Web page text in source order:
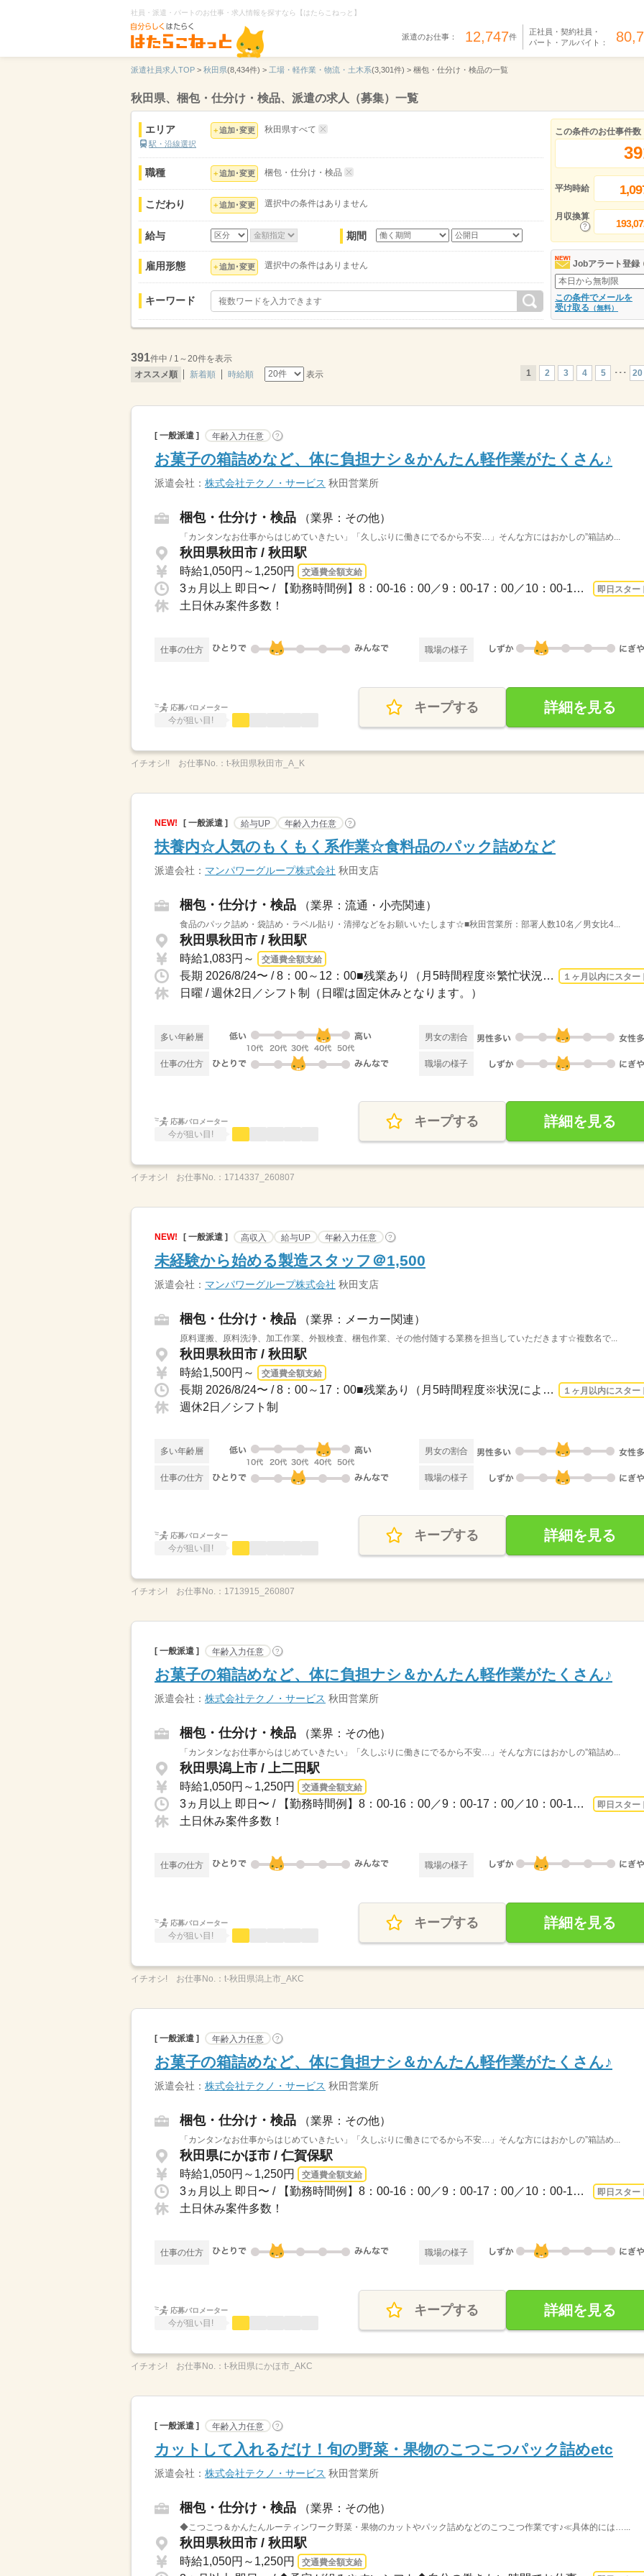
社員・派遣・パートのお仕事・求人情報を探すなら【はたらこねっと】
派遣のお仕事： 12,747件
正社員・契約社員・
パート・アルバイト：
派遣社員求人TOP > 秋田県(8,434件) > 工場・軽作業・物流・土木系(3,301件) > 梱包・仕分け・検品の一覧
秋田県、梱包・仕分け・検品、派遣の求人（募集）一覧
エリア
駅・沿線選択
追加･変更 秋田県すべて
職種 追加･変更 梱包・仕分け・検品
こだわり 追加･変更 選択中の条件はありません
給与 期間
雇用形態 追加･変更 選択中の条件はありません
キーワード
この条件のお仕事件数
平均時給
月収換算
Jobアラート登録
この条件でメールを
受け取る （無料）
391件中 / 1～20件を表示
オススメ順
新着順 時給順 表示 1 2 3 4 5 ･･･ 20
[ 一般派遣 ] 年齢入力任意 ?
お菓子の箱詰めなど、体に負担ナシ＆かんたん軽作業がたくさん♪
派遣会社： 株式会社テクノ・サービス 秋田営業所
梱包・仕分け・検品 （業界：その他）
「カンタンなお仕事からはじめていきたい」「久しぶりに働きにでるから不安…」そんな方にはおかしの”箱詰め...
秋田県秋田市 / 秋田駅
時給1,050円～1,250円 交通費全額支給
3ヵ月以上 即日〜 / 【勤務時間例】8：00-16：00／9：00-17：00／10：00-19：00／6：0... 即日スター
土日休み案件多数！
仕事の仕方 職場の様子
応募バロメーター
今が狙い目!
キープする 詳細を見る
イチオシ!! お仕事No.： t-秋田県秋田市_A_K
NEW! [ 一般派遣 ] 給与UP 年齢入力任意 ?
扶養内☆人気のもくもく系作業☆食料品のパック詰めなど
派遣会社： マンパワーグループ株式会社 秋田支店
梱包・仕分け・検品 （業界：流通・小売関連）
食品のパック詰め・袋詰め・ラベル貼り・清掃などをお願いいたします☆■秋田営業所：部署人数10名／男女比4...
秋田県秋田市 / 秋田駅
時給1,083円～ 交通費全額支給
長期 2026/8/24〜 / 8：00～12：00■残業あり（月5時間程度※繁忙状況により発生します... １ヶ月以内にスター
日曜 / 週休2日／シフト制（日曜は固定休みとなります。）
多い年齢層 男女の割合
仕事の仕方 職場の様子
応募バロメーター
今が狙い目!
キープする 詳細を見る
イチオシ! お仕事No.： 1714337_260807
NEW! [ 一般派遣 ] 高収入 給与UP 年齢入力任意 ?
未経験から始める製造スタッフ＠1,500
派遣会社： マンパワーグループ株式会社 秋田支店
梱包・仕分け・検品 （業界：メーカー関連）
原料運搬、原料洗浄、加工作業、外観検査、梱包作業、その他付随する業務を担当していただきます☆複数名で...
秋田県秋田市 / 秋田駅
時給1,500円～ 交通費全額支給
長期 2026/8/24〜 / 8：00～17：00■残業あり（月5時間程度※状況により発生します。） １ヶ月以内にスター
週休2日／シフト制
多い年齢層 男女の割合
仕事の仕方 職場の様子
応募バロメーター
今が狙い目!
キープする 詳細を見る
イチオシ! お仕事No.： 1713915_260807
[ 一般派遣 ] 年齢入力任意 ?
お菓子の箱詰めなど、体に負担ナシ＆かんたん軽作業がたくさん♪
派遣会社： 株式会社テクノ・サービス 秋田営業所
梱包・仕分け・検品 （業界：その他）
「カンタンなお仕事からはじめていきたい」「久しぶりに働きにでるから不安…」そんな方にはおかしの”箱詰め...
秋田県潟上市 / 上二田駅
時給1,050円～1,250円 交通費全額支給
3ヵ月以上 即日〜 / 【勤務時間例】8：00-16：00／9：00-17：00／10：00-19：00／6：0... 即日スター
土日休み案件多数！
仕事の仕方 職場の様子
応募バロメーター
今が狙い目!
キープする 詳細を見る
イチオシ! お仕事No.： t-秋田県潟上市_AKC
[ 一般派遣 ] 年齢入力任意 ?
お菓子の箱詰めなど、体に負担ナシ＆かんたん軽作業がたくさん♪
派遣会社： 株式会社テクノ・サービス 秋田営業所
梱包・仕分け・検品 （業界：その他）
「カンタンなお仕事からはじめていきたい」「久しぶりに働きにでるから不安…」そんな方にはおかしの”箱詰め...
秋田県にかほ市 / 仁賀保駅
時給1,050円～1,250円 交通費全額支給
3ヵ月以上 即日〜 / 【勤務時間例】8：00-16：00／9：00-17：00／10：00-19：00／6：0... 即日スター
土日休み案件多数！
仕事の仕方 職場の様子
応募バロメーター
今が狙い目!
キープする 詳細を見る
イチオシ! お仕事No.： t-秋田県にかほ市_AKC
[ 一般派遣 ] 年齢入力任意 ?
カットして入れるだけ！旬の野菜・果物のこつこつパック詰めetc
派遣会社： 株式会社テクノ・サービス 秋田営業所
梱包・仕分け・検品 （業界：その他）
◆こつこつ＆かんたんルーティンワーク野菜・果物のカットやパック詰めなどのこつこつ作業です♪≪具体的には…...
秋田県秋田市 / 秋田駅
時給1,050円～1,250円 交通費全額支給